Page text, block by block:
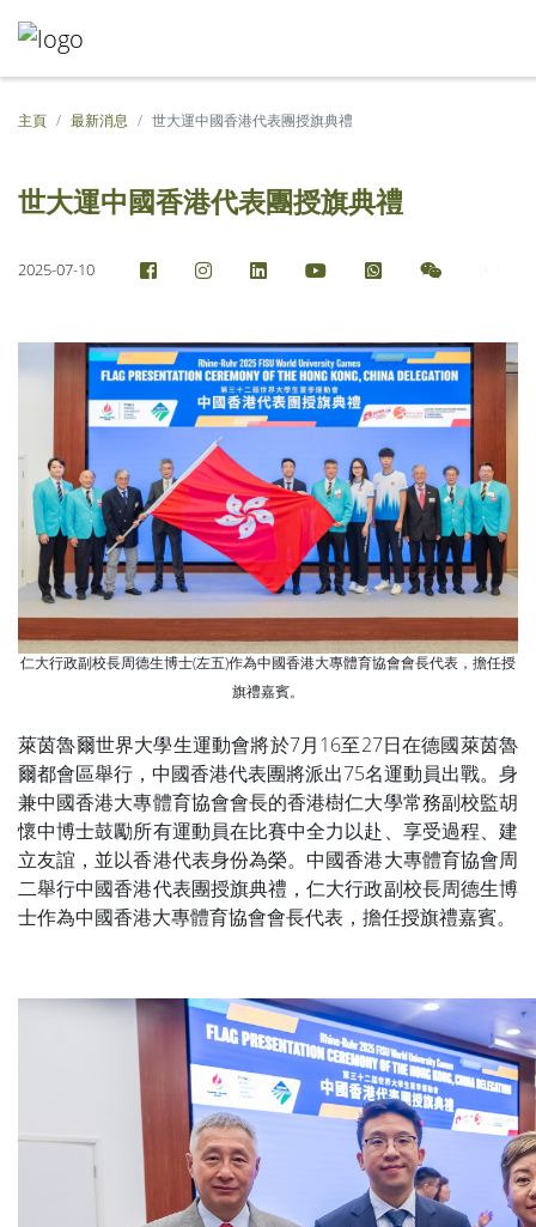
主頁 最新消息 世大運中國香港代表團授旗典禮
世大運中國香港代表團授旗典禮
2025-07-10
仁大行政副校長周德生博士(左五)作為中國香港大專體育協會會長代表，擔任授
旗禮嘉賓。
萊茵魯爾世界大學生運動會將於7月16至27日在德國萊茵魯
爾都會區舉行，中國香港代表團將派出75名運動員出戰。身
兼中國香港大專體育協會會長的香港樹仁大學常務副校監胡
懷中博士鼓勵所有運動員在比賽中全力以赴、享受過程、建
立友誼，並以香港代表身份為榮。中國香港大專體育協會周
二舉行中國香港代表團授旗典禮，仁大行政副校長周德生博
士作為中國香港大專體育協會會長代表，擔任授旗禮嘉賓。